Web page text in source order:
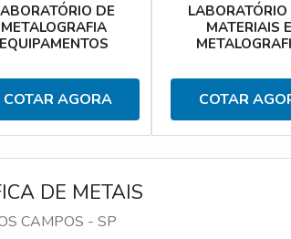
DE
METALOGRAFIA
EQUIPAMENTOS
COTAR AGORA
LABORATÓRIO
MATERIAIS E
COTAR
DE METAIS
CAMPOS - SP